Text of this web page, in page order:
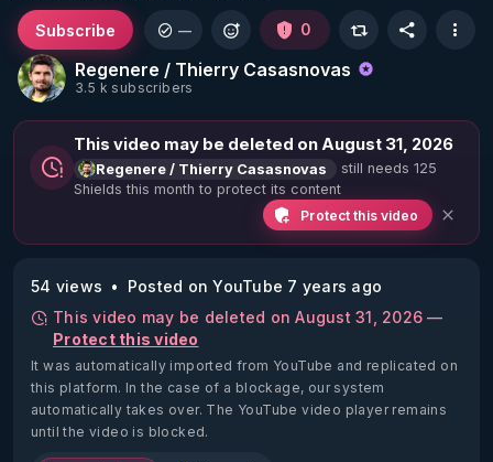
Regenere / Thierry Casasnovas
3.5 k subscribers
Subscribe — 0
This video may be deleted on August 31, 2026
Regenere / Thierry Casasnovas
still needs 125
Shields this month to protect its content
Protect this video
54 views
Posted on YouTube 7 years ago
This video may be deleted on August 31, 2026 —
Protect this video
It was automatically imported from YouTube and replicated on
this platform. In the case of a blockage, our system
automatically takes over. The YouTube video player remains
until the video is blocked.